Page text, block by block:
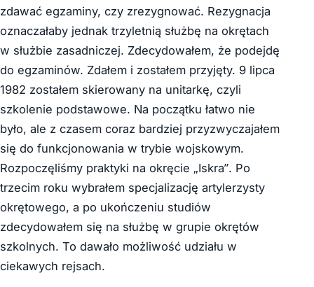
zdawać egzaminy, czy zrezygnować. Rezygnacja
oznaczałaby jednak trzyletnią służbę na okrętach
w służbie zasadniczej. Zdecydowałem, że podejdę
do egzaminów. Zdałem i zostałem przyjęty. 9 lipca
1982 zostałem skierowany na unitarkę, czyli
szkolenie podstawowe. Na początku łatwo nie
było, ale z czasem coraz bardziej przyzwyczajałem
się do funkcjonowania w trybie wojskowym.
Rozpoczęliśmy praktyki na okręcie „Iskra”. Po
trzecim roku wybrałem specjalizację artylerzysty
okrętowego, a po ukończeniu studiów
zdecydowałem się na służbę w grupie okrętów
szkolnych. To dawało możliwość udziału w
ciekawych rejsach.